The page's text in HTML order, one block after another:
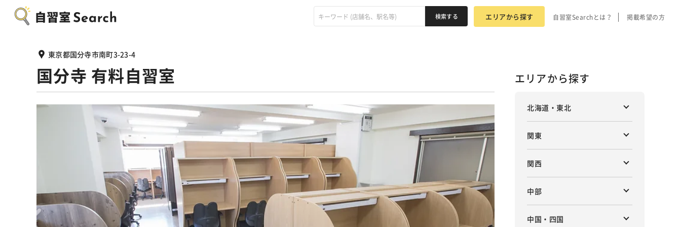
エリアから探す 自習室Searchとは？ 掲載希望の方
東京都国分寺市南町3-23-4
国分寺 有料自習室 エリアから探す
北海道・東北
関東
関西
中部
中国・四国